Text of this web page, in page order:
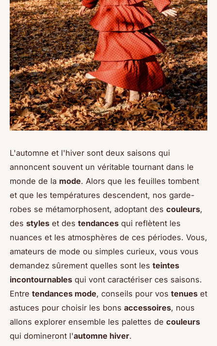
L'automne et l'hiver sont deux saisons qui
annoncent souvent un véritable tournant dans le
monde de la mode. Alors que les feuilles tombent
et que les températures descendent, nos garde-
robes se métamorphosent, adoptant des couleurs,
des styles et des tendances qui reflètent les
nuances et les atmosphères de ces périodes. Vous,
amateurs de mode ou simples curieux, vous vous
demandez sûrement quelles sont les teintes
incontournables qui vont caractériser ces saisons.
Entre tendances mode, conseils pour vos tenues et
astuces pour choisir les bons accessoires, nous
allons explorer ensemble les palettes de couleurs
qui domineront l'automne hiver.